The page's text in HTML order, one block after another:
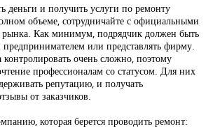
деньги и получить услуги по ремонту
объеме, сотрудничайте с официальными
рынка. Как минимум, подрядчик должен быть
или представлять фирму.
очень сложно, поэтому
профессионалам со статусом. Для них
репутацию, и получать
от заказчиков.
которая берется проводить ремонт: